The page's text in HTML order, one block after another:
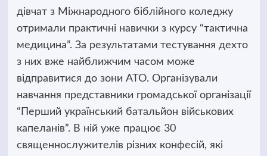
дівчат з Міжнародного біблійного коледжу
отримали практичні навички з курсу “тактична
медицина”. За результатами тестування дехто
з них вже найближчим часом може
відправитися до зони АТО. Організували
навчання представники громадської організації
“Перший український батальйон військових
капеланів”. В ній уже працює 30
священнослужителів різних конфесій, які